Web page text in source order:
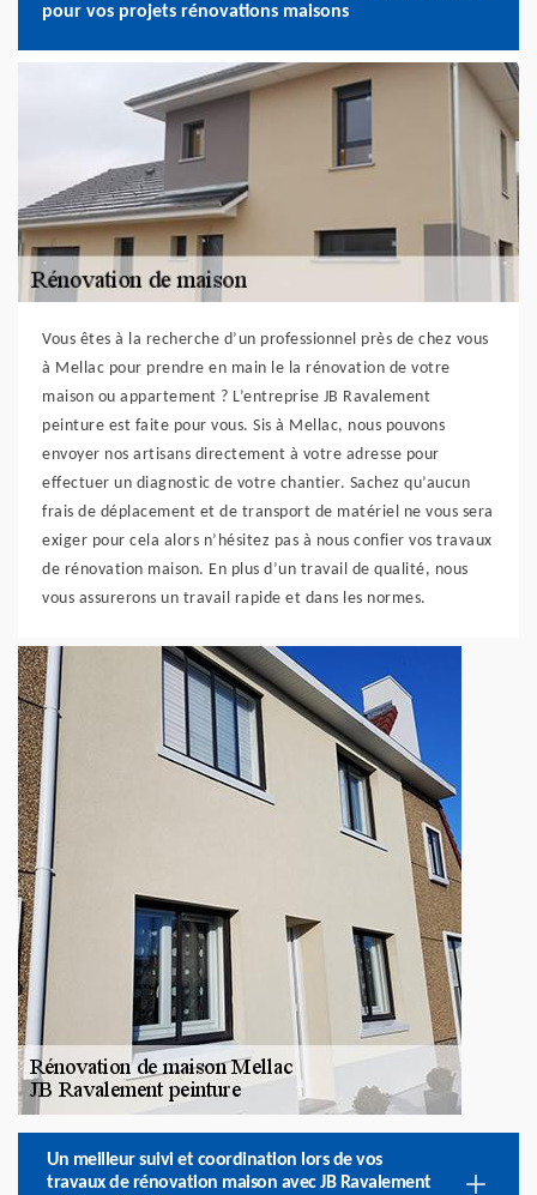
pour vos projets rénovations maisons
Vous êtes à la recherche d’un professionnel près de chez vous
à Mellac pour prendre en main le la rénovation de votre
maison ou appartement ? L’entreprise JB Ravalement
peinture est faite pour vous. Sis à Mellac, nous pouvons
envoyer nos artisans directement à votre adresse pour
effectuer un diagnostic de votre chantier. Sachez qu’aucun
frais de déplacement et de transport de matériel ne vous sera
exiger pour cela alors n’hésitez pas à nous confier vos travaux
de rénovation maison. En plus d’un travail de qualité, nous
vous assurerons un travail rapide et dans les normes.
Un meilleur suivi et coordination lors de vos
travaux de rénovation maison avec JB Ravalement